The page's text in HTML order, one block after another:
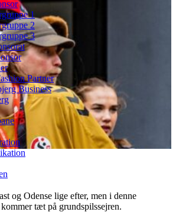
1
2
3
Partner
Business
og Odense lige efter, men i denne
tæt på grundspilssejren.